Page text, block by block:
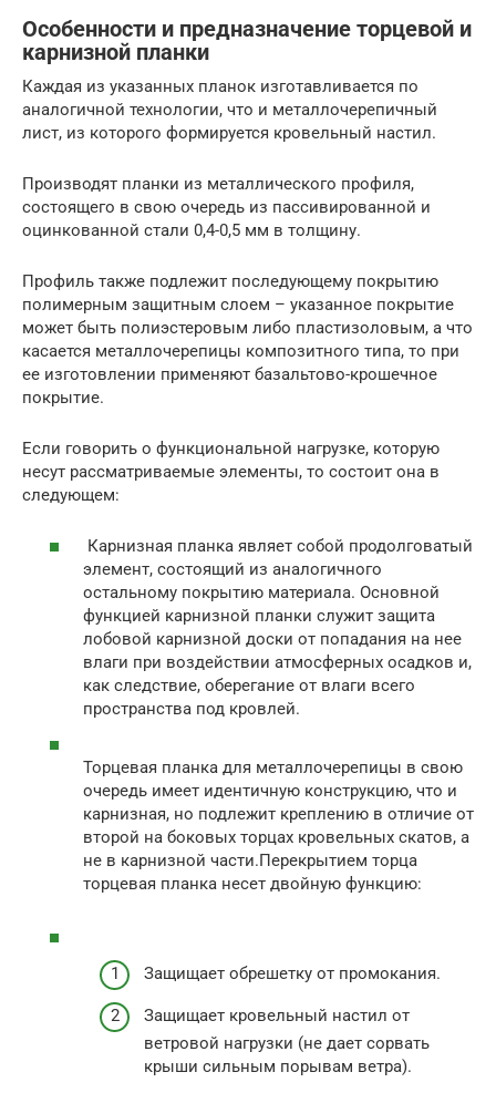
Особенности и предназначение торцевой и
карнизной планки
Каждая из указанных планок изготавливается по
аналогичной технологии, что и металлочерепичный
лист, из которого формируется кровельный настил.
Производят планки из металлического профиля,
состоящего в свою очередь из пассивированной и
оцинкованной стали 0,4-0,5 мм в толщину.
Профиль также подлежит последующему покрытию
полимерным защитным слоем – указанное покрытие
может быть полиэстеровым либо пластизоловым, а что
касается металлочерепицы композитного типа, то при
ее изготовлении применяют базальтово-крошечное
покрытие.
Если говорить о функциональной нагрузке, которую
несут рассматриваемые элементы, то состоит она в
следующем:
Карнизная планка являет собой продолговатый
элемент, состоящий из аналогичного
остальному покрытию материала. Основной
функцией карнизной планки служит защита
лобовой карнизной доски от попадания на нее
влаги при воздействии атмосферных осадков и,
как следствие, оберегание от влаги всего
пространства под кровлей.
Торцевая планка для металлочерепицы в свою
очередь имеет идентичную конструкцию, что и
карнизная, но подлежит креплению в отличие от
второй на боковых торцах кровельных скатов, а
не в карнизной части.Перекрытием торца
торцевая планка несет двойную функцию:
Защищает обрешетку от промокания.
Защищает кровельный настил от
ветровой нагрузки (не дает сорвать
крыши сильным порывам ветра).